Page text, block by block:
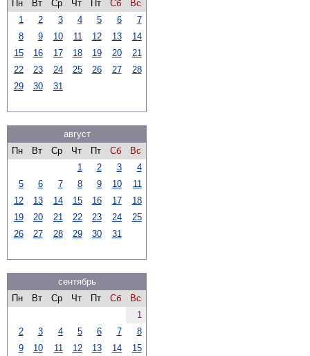
Пн
Вт Ср Чт Пт Сб
Вс
1
2 3 4 5 6
7
8
9 10 11 12 13
14
15
16 17 18 19 20
21
22
23 24 25 26 27
28
29
30 31
август
Пн
Вт Ср Чт Пт Сб
Вс
1
2 3
4
5
6 7 8 9 10
11
12
13 14 15 16 17
18
19
20 21 22 23 24
25
26
27 28 29 30 31
сентябрь
Пн
Вт Ср Чт Пт Сб
Вс
1
2
3 4 5 6 7
8
9
10 11 12 13 14
15